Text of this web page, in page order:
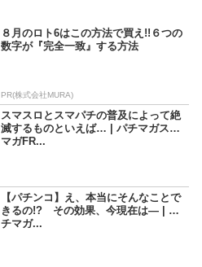
８月のロト6はこの方法で買え!!６つの
数字が『完全一致』する方法
PR(株式会社MURA)
スマスロとスマパチの普及によって絶
滅するものといえば… | パチマガスロ
マガFR...
【パチンコ】え、本当にそんなことで
きるの!? その効果、今現在は― | パ
チマガ...